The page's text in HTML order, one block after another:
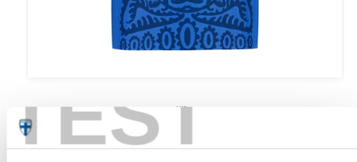
TEST
Nike
Finland Away Jersey 2025/26, Pukki print